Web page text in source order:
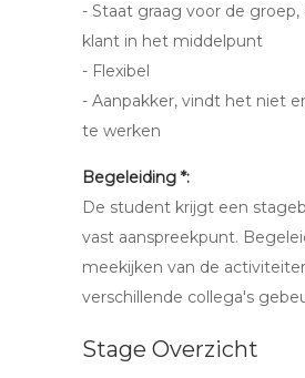
- Staat graag voor de groep,
klant in het middelpunt
- Flexibel
- Aanpakker, vindt het niet
te werken
Begeleiding *:
De student krijgt een
vast aanspreekpunt.
meekijken van de
verschillende collega's
Stage Overzicht